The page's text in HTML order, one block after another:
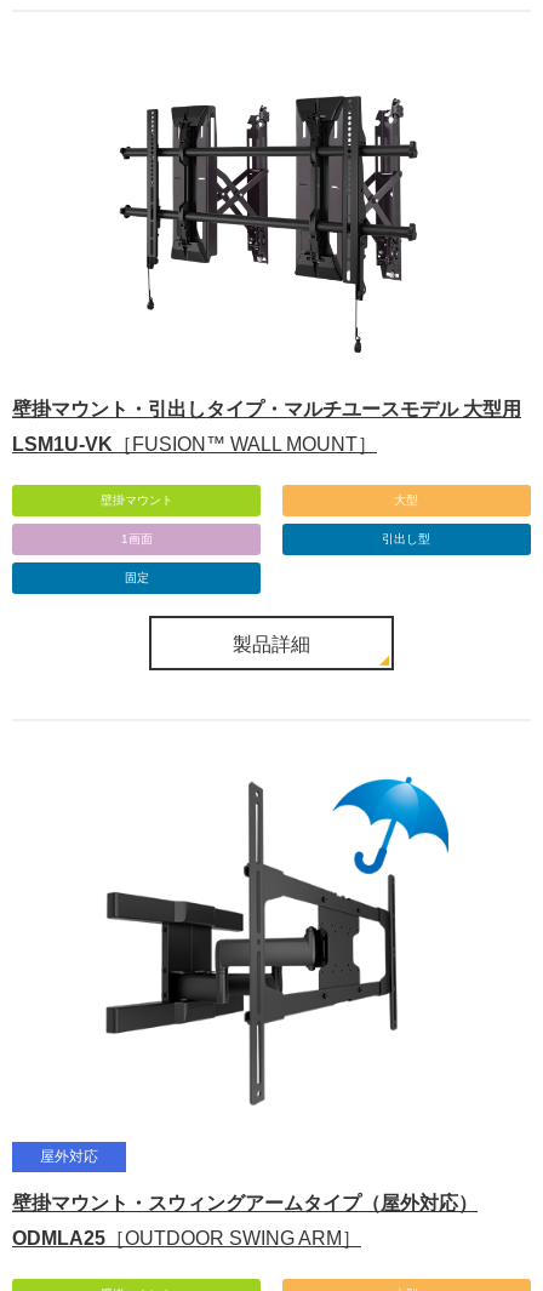
壁掛マウント・引出しタイプ・マルチユースモデル 大型用
LSM1U-VK ［FUSION™ WALL MOUNT］
壁掛マウント 大型
1画面 引出し型
固定
製品詳細
屋外対応
壁掛マウント・スウィングアームタイプ（屋外対応）
ODMLA25 ［OUTDOOR SWING ARM］